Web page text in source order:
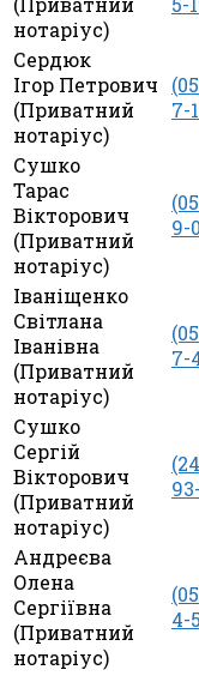
нотаріус)
Сердюк
Ігор Петрович
(Приватний
нотаріус)
7-
Сушко
Тарас
Вікторович
(Приватний
нотаріус)
9-
Іваніщенко
Світлана
Іванівна
(Приватний
нотаріус)
7-
Сушко
Сергій
Вікторович
(Приватний
нотаріус)
Андреєва
Олена
Сергіївна
(Приватний
нотаріус)
4-